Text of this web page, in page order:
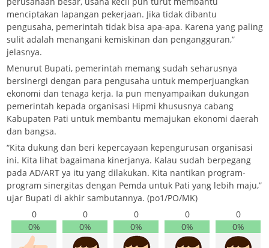
menciptakan lapangan pekerjaan. Jika tidak dibantu
pengusaha, pemerintah tidak bisa apa-apa. Karena yang paling
sulit adalah menangani kemiskinan dan pengangguran,”
jelasnya.
Menurut Bupati, pemerintah memang sudah seharusnya
bersinergi dengan para pengusaha untuk memperjuangkan
ekonomi dan tenaga kerja. Ia pun menyampaikan dukungan
pemerintah kepada organisasi Hipmi khususnya cabang
Kabupaten Pati untuk membantu memajukan ekonomi daerah
dan bangsa.
“Kita dukung dan beri kepercayaan kepengurusan organisasi
ini. Kita lihat bagaimana kinerjanya. Kalau sudah berpegang
pada AD/ART ya itu yang dilakukan. Kita nantikan program-
program sinergitas dengan Pemda untuk Pati yang lebih maju,”
ujar Bupati di akhir sambutannya. (po1/PO/MK)
0
0%
0
0%
0
0%
0
0%
0
0%